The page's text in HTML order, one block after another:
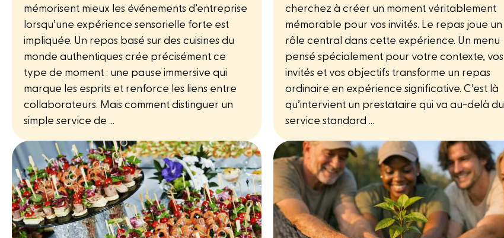
mémorisent mieux les événements d’entreprise
lorsqu’une expérience sensorielle forte est
impliquée. Un repas basé sur des cuisines du
monde authentiques crée précisément ce
type de moment : une pause immersive qui
marque les esprits et renforce les liens entre
collaborateurs. Mais comment distinguer un
simple service de ...
cherchez à créer un moment véritablement
mémorable pour vos invités. Le repas joue un
rôle central dans cette expérience. Un menu
pensé spécialement pour votre contexte, vos
invités et vos objectifs transforme un repas
ordinaire en expérience significative. C’est là
qu’intervient un prestataire qui va au-delà du
service standard ...